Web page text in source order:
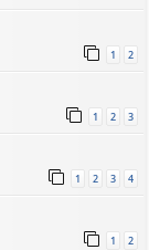
1 2
1 2 3
1 2 3 4
1 2